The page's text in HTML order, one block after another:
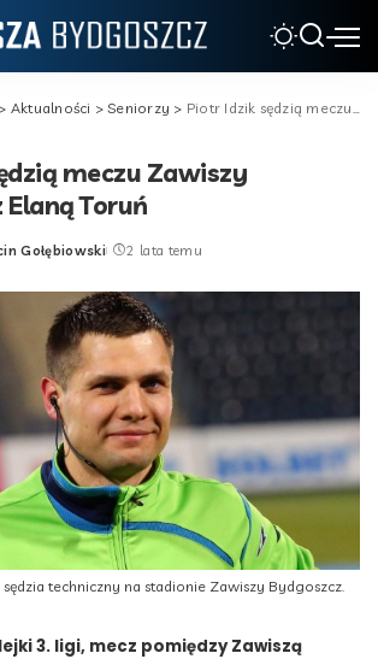
> Aktualności >Seniorzy > Piotr Idzik sędzią meczu Zawiszy Bydgoszcz z Elaną Toruń
meczu Zawiszy
Toruń
Gołębiowski 2 lata temu
techniczny na stadionie Zawiszy Bydgoszcz.
3. ligi, mecz pomiędzy Zawiszą